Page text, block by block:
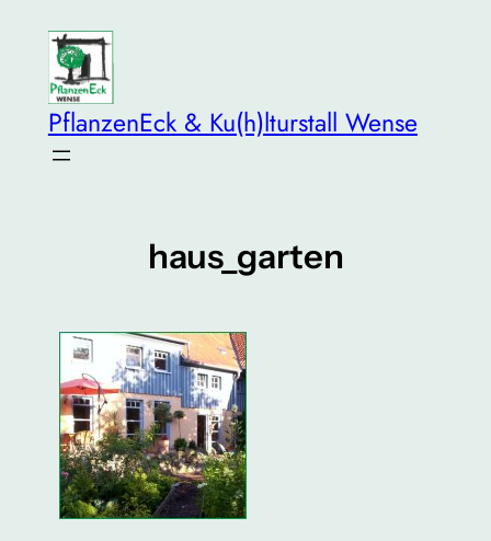
springen
PflanzenEck & Ku(h)lturstall Wense
haus_garten